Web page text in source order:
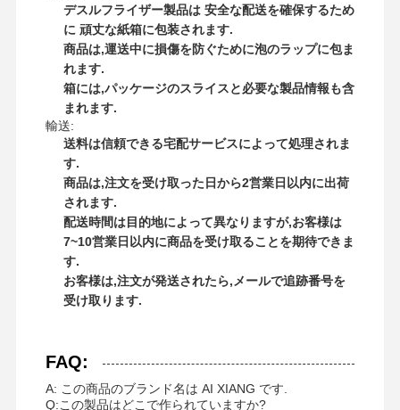
陰イオンのポリアクリルアミド
非イオンのポリアクリルアミド
複合肥 緩慢放出保護剤
カチオン性ポリアクリルアミド
酸性分解のためのゲーリング剤
高温堆積剤
デスルフライザー製品は 安全な配送を確保するため
に 頑丈な紙箱に包装されます.
商品は,運送中に損傷を防ぐために泡のラップに包ま
れます.
箱には,パッケージのスライスと必要な製品情報も含
まれます.
輸送:
送料は信頼できる宅配サービスによって処理されま
す.
商品は,注文を受け取った日から2営業日以内に出荷
されます.
配送時間は目的地によって異なりますが,お客様は
7~10営業日以内に商品を受け取ることを期待できま
す.
お客様は,注文が発送されたら,メールで追跡番号を
受け取ります.
FAQ:
A: この商品のブランド名は AI XIANG です.
Q:この製品はどこで作られていますか?